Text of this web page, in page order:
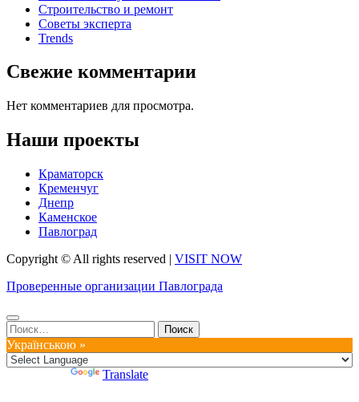
Строительство и ремонт
Советы эксперта
Trends
Свежие комментарии
Нет комментариев для просмотра.
Наши проекты
Краматорск
Кременчуг
Днепр
Каменское
Павлоград
Copyright © All rights reserved | VISIT NOW
Проверенные организации Павлограда
Найти:
Українською »
Translate